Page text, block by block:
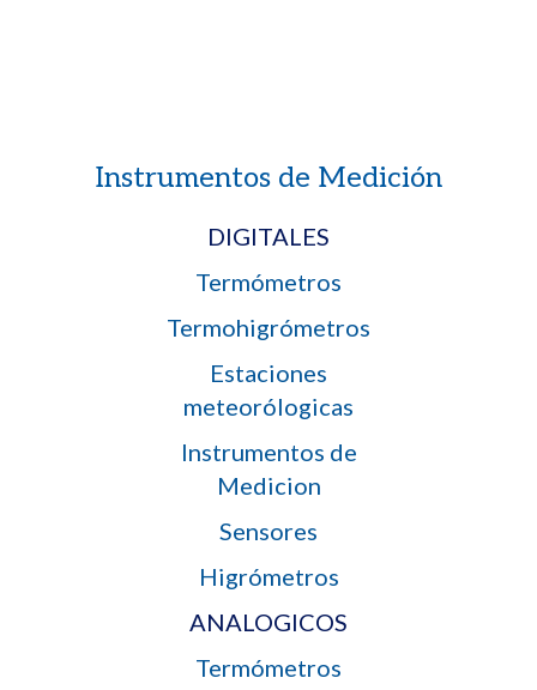
Instrumentos de Medición
DIGITALES
Termómetros
Termohigrómetros
Estaciones
meteorólogicas
Instrumentos de
Medicion
Sensores
Higrómetros
ANALOGICOS
Termómetros